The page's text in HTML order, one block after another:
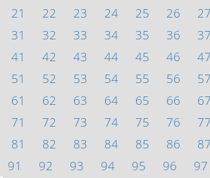
21
22 23 24 25 26 27
31
32 33 34 35 36 37
41
42 43 44 45 46 47
51
52 53 54 55 56 57
61
62 63 64 65 66 67
71
72 73 74 75 76 77
81
82 83 84 85 86 87
91
92 93 94 95 96 97